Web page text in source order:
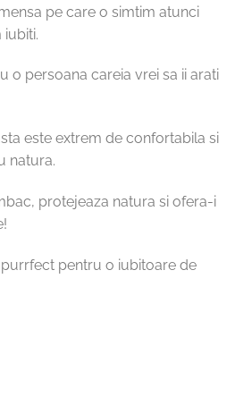
pe care o simtim atunci
iubiti.
o persoana careia vrei sa ii arati
este extrem de confortabila si
natura.
protejeaza natura si ofera-i
pentru o iubitoare de